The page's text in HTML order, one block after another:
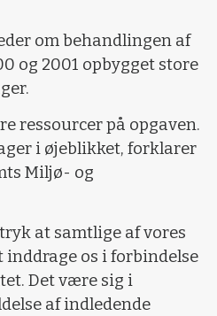
om behandlingen af
og 2001 opbygget store
ressourcer på opgaven.
i øjeblikket, forklarer
Miljø- og
at samtlige af vores
os i forbindelse
Det være sig i
af indledende